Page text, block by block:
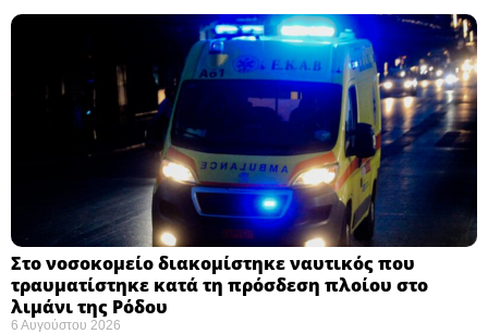
Στο νοσοκομείο διακομίστηκε ναυτικός που
τραυματίστηκε κατά τη πρόσδεση πλοίου στο
λιμάνι της Ρόδου
6 Αυγούστου 2026